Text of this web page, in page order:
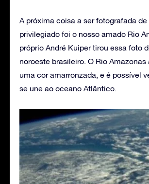
A próxima coisa a ser fotografada
privilegiado foi o nosso amado Rio
próprio André Kuiper tirou essa foto
noroeste brasileiro. O Rio
uma cor amarronzada, e é possível
se une ao oceano Atlântico.